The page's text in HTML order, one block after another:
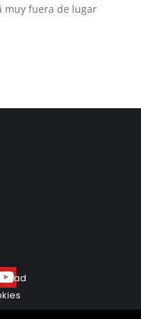
muy fuera de lugar